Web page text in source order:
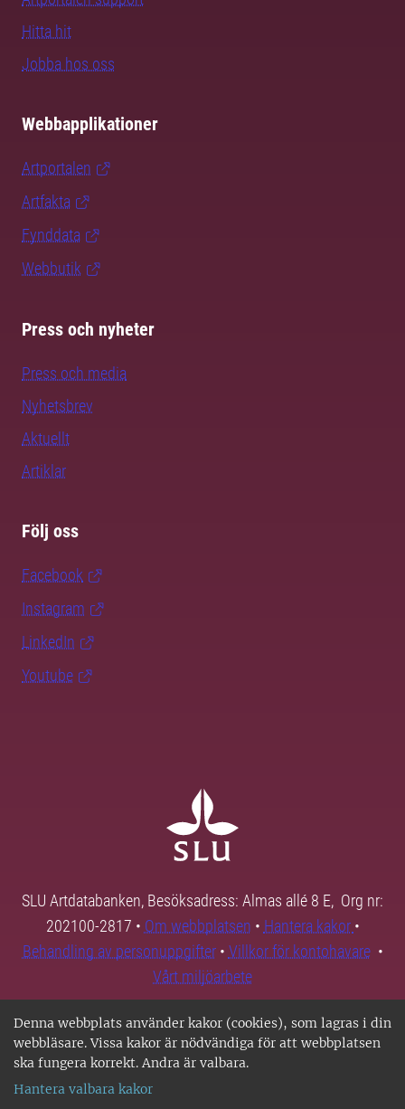
Denna webbplats använder kakor (cookies), som lagras i din
webbläsare. Vissa kakor är nödvändiga för att webbplatsen
ska fungera korrekt. Andra är valbara.
Hantera valbara kakor
Hitta hit
Jobba hos oss
Webbapplikationer
Artportalen
Artfakta
Fynddata
Webbutik
Press och nyheter
Press och media
Nyhetsbrev
Aktuellt
Artiklar
Följ oss
Facebook
Instagram
LinkedIn
Youtube
SLU Artdatabanken, Besöksadress: Almas allé 8 E, Org nr:
202100-2817 • Om webbplatsen • Hantera kakor •
Behandling av personuppgifter• Villkor för kontohavare•
Vårt miljöarbete